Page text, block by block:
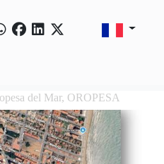
del Mar, OROPESA